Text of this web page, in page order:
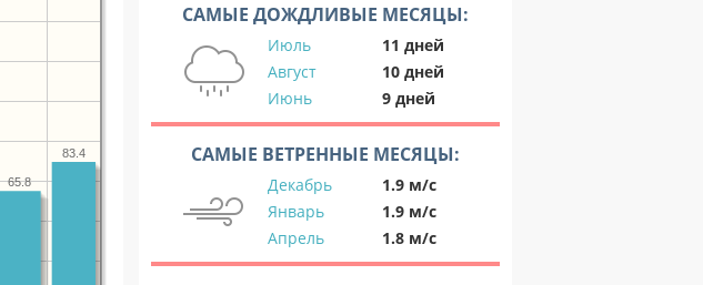
83.4
65.8
САМЫЕ ДОЖДЛИВЫЕ МЕСЯЦЫ:
Июль
11 дней
Август
10 дней
Июнь
9 дней
САМЫЕ ВЕТРЕННЫЕ МЕСЯЦЫ:
Декабрь
1.9 м/с
Январь
1.9 м/с
Апрель
1.8 м/с